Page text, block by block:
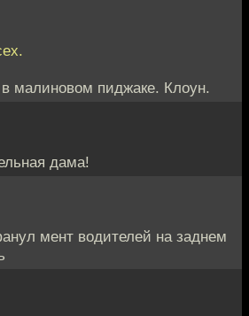
малиновом пиджаке. Клоун.
дама!
мент водителей на заднем